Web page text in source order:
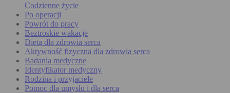
Codzienne życie
Po operacji
Powrót do pracy
Beztroskie wakacje
Dieta dla zdrowia serca
Aktywność fizyczna dla zdrowia serca
Badania medyczne
Identyfikator medyczny
Rodzina i przyjaciele
Pomoc dla umysłu i dla serca